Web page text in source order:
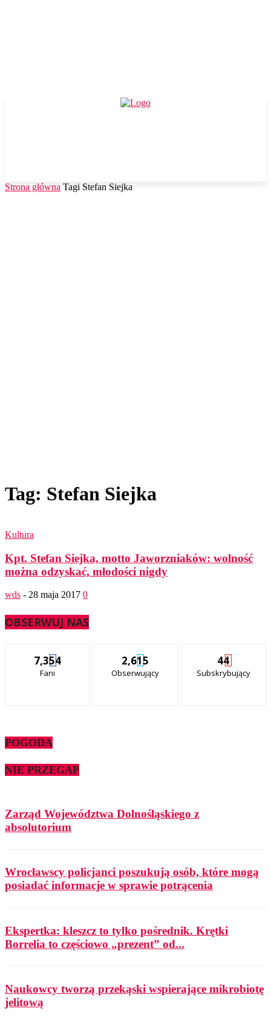
Strona główna Tagi Stefan Siejka
Tag: Stefan Siejka
Kultura
Kpt. Stefan Siejka, motto Jaworzniaków: wolność
można odzyskać, młodości nigdy
wds - 28 maja 2017 0
OBSERWUJ NAS
7,354
Fani
2,615
Obserwujący
44
Subskrybujący
POGODA
NIE PRZEGAP
Zarząd Województwa Dolnośląskiego z
absolutorium
Wrocławscy policjanci poszukują osób, które mogą
posiadać informacje w sprawie potrącenia
Ekspertka: kleszcz to tylko pośrednik. Krętki
Borrelia to częściowo „prezent” od...
Naukowcy tworzą przekąski wspierające mikrobiotę
jelitową